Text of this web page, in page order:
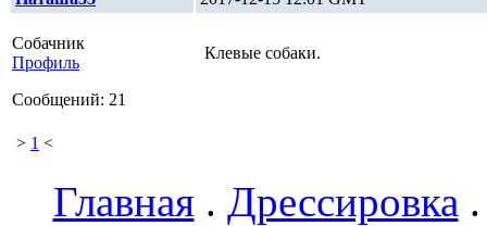
Собачник
Профиль
Сообщений: 21
Клевые собаки.
> 1 <
Главная. Дрессировка